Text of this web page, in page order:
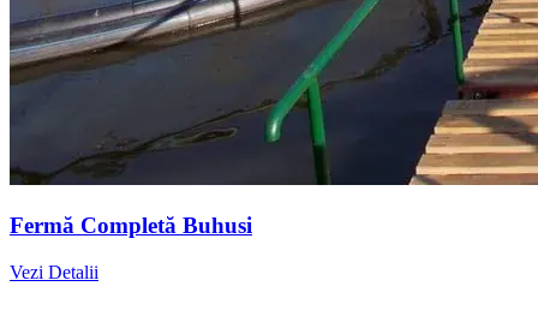
Fermă Completă Buhusi
Vezi Detalii